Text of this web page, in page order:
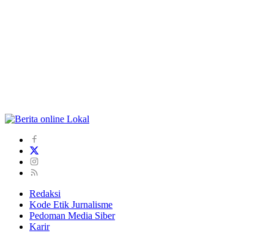
Redaksi
Kode Etik Jurnalisme
Pedoman Media Siber
Karir